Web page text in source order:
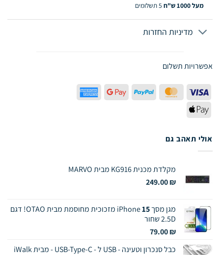
מעל 1000 ש"ח
5 תשלומים
מדיניות החזרות
אפשרויות תשלום
Visa
MasterCard
PayPal
Google
Pay
Express
Apple
Pay
אולי תאהב גם
מקלדת מכנית KG916 מבית MARVO
249.00₪
מגן מסך iPhone15
מזכוכית מחוסמת מבית OTAO! דגם
2.5D שחור
79.00₪
כבל סנכרון וטעינה - USB ל - USB-Type-C - מבית iWalk